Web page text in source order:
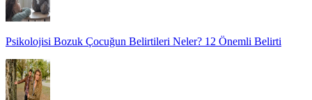
Psikolojisi Bozuk Çocuğun Belirtileri Neler? 12 Önemli Belirti